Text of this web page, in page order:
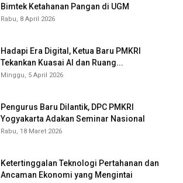
Bimtek Ketahanan Pangan di UGM
Rabu, 8 April 2026
Hadapi Era Digital, Ketua Baru PMKRI
Tekankan Kuasai AI dan Ruang...
Minggu, 5 April 2026
Pengurus Baru Dilantik, DPC PMKRI
Yogyakarta Adakan Seminar Nasional
Rabu, 18 Maret 2026
Ketertinggalan Teknologi Pertahanan dan
Ancaman Ekonomi yang Mengintai